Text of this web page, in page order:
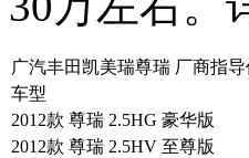
广汽丰田凯美瑞尊瑞 厂商指导
车型
2012款 尊瑞 2.5HG 豪华版
2012款 尊瑞 2.5HV 至尊版